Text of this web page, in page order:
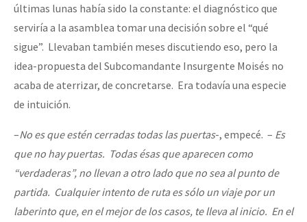
últimas lunas había sido la constante: el diagnóstico que
serviría a la asamblea tomar una decisión sobre el “qué
sigue”. Llevaban también meses discutiendo eso, pero la
idea-propuesta del Subcomandante Insurgente Moisés no
acaba de aterrizar, de concretarse. Era todavía una especie
de intuición.
–No es que estén cerradas todas las puertas-, empecé. – Es
que no hay puertas. Todas ésas que aparecen como
“verdaderas”, no llevan a otro lado que no sea al punto de
partida. Cualquier intento de ruta es sólo un viaje por un
laberinto que, en el mejor de los casos, te lleva al inicio. En el